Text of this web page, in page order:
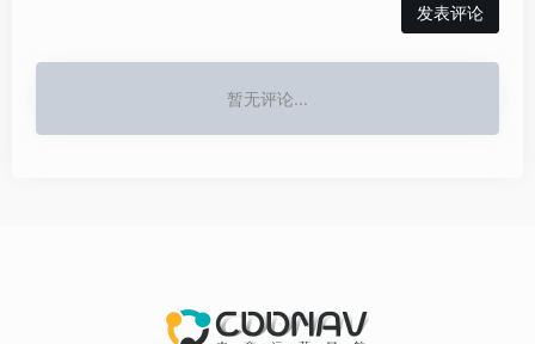
发表评论
暂无评论...